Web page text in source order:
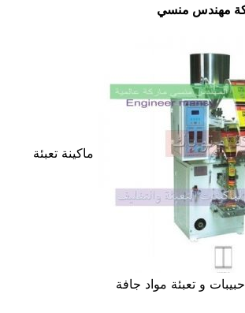
مهندس منسي
ماكينة تعبئة
و تعبئة مواد جافة